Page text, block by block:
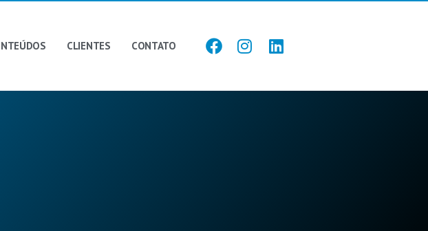
CLIENTES CONTATO